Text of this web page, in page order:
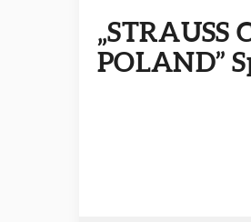
„STRAUSS
POLAND”